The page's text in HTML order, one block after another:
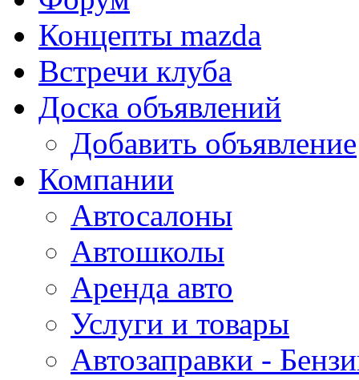
Концепты mazda
Встречи клуба
Доска объявлений
Добавить объявление
Компании
Автосалоны
Автошколы
Аренда авто
Услуги и товары
Автозаправки -